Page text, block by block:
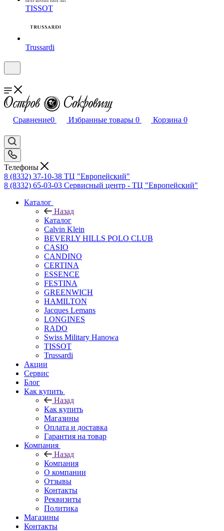
TISSOT
Trussardi
Сравнение0 Избранные товары 0 Корзина 0
Телефоны
8 (8332) 37-10-38 ТЦ "Европейский"
8 (8332) 65-03-03 Сервисный центр - ТЦ "Европейский"
Каталог
Назад
Каталог
Calvin Klein
BEVERLY HILLS POLO CLUB
CASIO
CANDINO
CERTINA
ESSENCE
FESTINA
GREENWICH
HAMILTON
Jacques Lemans
LONGINES
RADO
Swiss Military Hanowa
TISSOT
Trussardi
Акции
Сервис
Блог
Как купить
Назад
Как купить
Магазины
Оплата и доставка
Гарантия на товар
Компания
Назад
Компания
О компании
Отзывы
Контакты
Реквизиты
Политика
Магазины
Контакты